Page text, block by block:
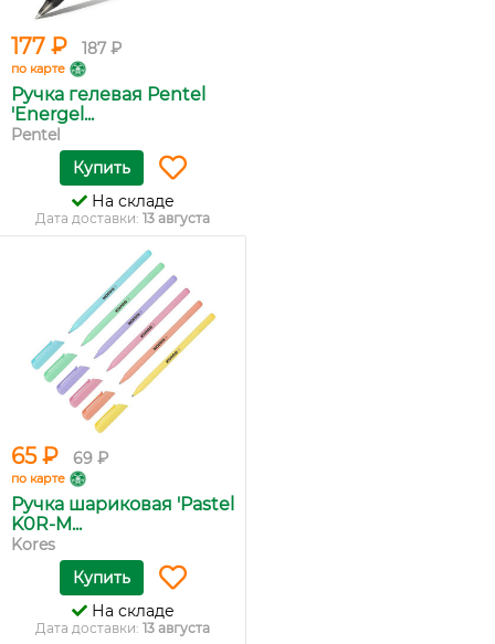
177 ₽ 187 ₽
по карте
Ручка гелевая Pentel
'Energel...
Pentel
Купить
На складе
Дата доставки: 13 августа
65 ₽ 69 ₽
по карте
Ручка шариковая 'Pastel
K0R-M...
Kores
Купить
На складе
Дата доставки: 13 августа